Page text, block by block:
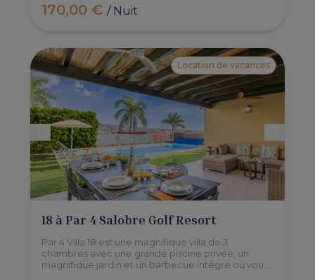
170,00 €/ Nuit
Location de vacances
18 à Par 4 Salobre Golf Resort
Par 4 Villa 18 est une magnifique villa de 3
chambres avec une grande piscine privée, un
magnifique jardin et un barbecue intégré où vous